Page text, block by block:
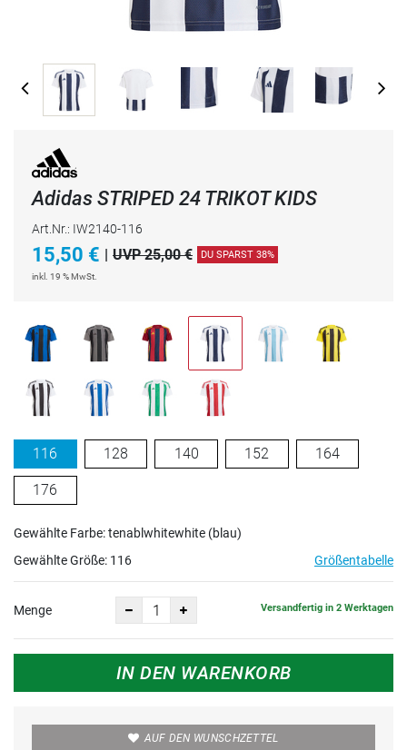
Adidas STRIPED 24 TRIKOT KIDS
Art.Nr.: IW2140-116
15,50 € | UVP 25,00 € DU SPARST 38%
inkl. 19 % MwSt.
116 128 140 152 164
176
Gewählte Farbe: tenablwhitewhite (blau)
Gewählte Größe: 116 Größentabelle
Menge Versandfertig in 2 Werktagen
IN DEN WARENKORB
AUF DEN WUNSCHZETTEL